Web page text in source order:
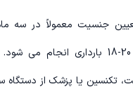
جنسیت معمولاً در سه
حدود هفته 20-18 بارداری
تکنسین یا پزشک از دستگاه